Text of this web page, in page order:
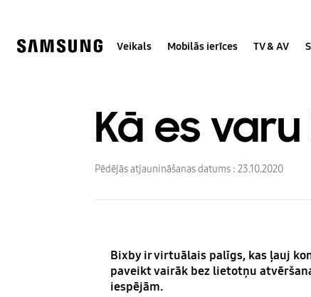
help
Veikals Mobilās ierīces TV & AV
Kā es
Pēdējās atjaunināšanas datums : 23.10.2020
Bixby ir virtuālais palīgs, kas ļauj
paveikt vairāk bez lietotņu
iespējām.